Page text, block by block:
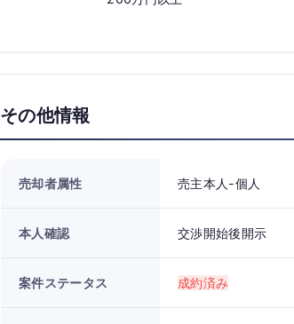
その他情報
売却者属性 売主本人-個人
本人確認 交渉開始後開示
案件ステータス 成約済み